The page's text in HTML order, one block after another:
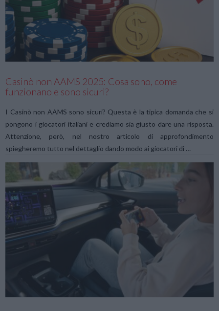
VIEW POST
Casinò non AAMS 2025: Cosa sono, come
funzionano e sono sicuri?
I Casinò non AAMS sono sicuri? Questa è la tipica domanda che si
pongono i giocatori italiani e crediamo sia giusto dare una risposta.
Attenzione, però, nel nostro articolo di approfondimento
spiegheremo tutto nel dettaglio dando modo ai giocatori di …